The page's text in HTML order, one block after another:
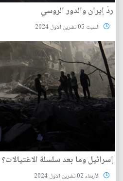
ردْ إيران والدور الروسي
السبت 05 تشرين الاول 2024
إسرائيل وما بعد سلسلة الاغتيالات؟
الأربعاء 02 تشرين الاول 2024